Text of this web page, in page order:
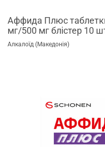
Аффида Плюс
мг/500 мг блістер 10
Алкалоїд (Македонія)